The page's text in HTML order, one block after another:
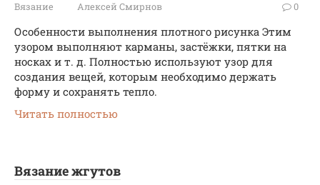
Вязание Алексей Смирнов 0
Особенности выполнения плотного рисунка Этим
узором выполняют карманы, застёжки, пятки на
носках и т. д. Полностью используют узор для
создания вещей, которым необходимо держать
форму и сохранять тепло.
Читать полностью
Вязание жгутов